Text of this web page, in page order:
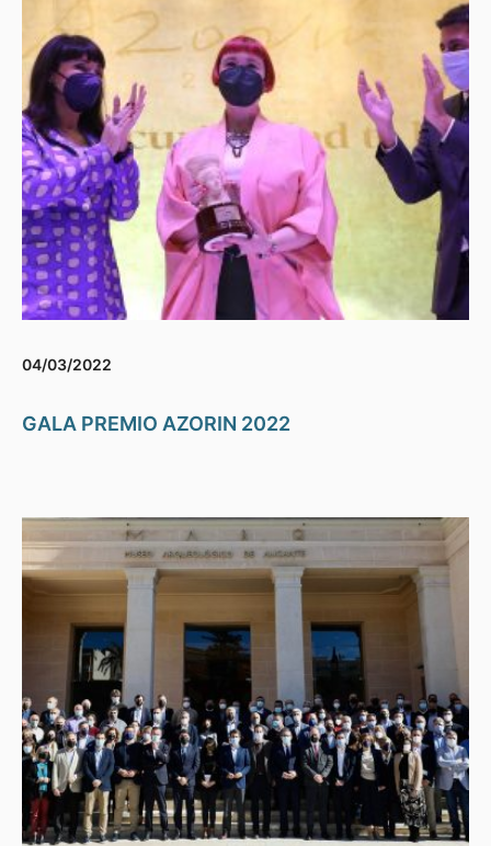
04/03/2022
GALA PREMIO AZORIN 2022